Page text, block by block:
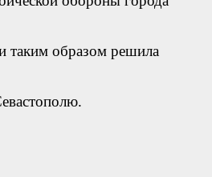
таким образом решила